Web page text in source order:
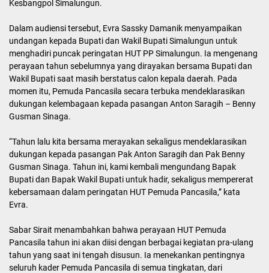
Kesbangpol Simalungun.
Dalam audiensi tersebut, Evra Sassky Damanik menyampaikan
undangan kepada Bupati dan Wakil Bupati Simalungun untuk
menghadiri puncak peringatan HUT PP Simalungun. Ia mengenang
perayaan tahun sebelumnya yang dirayakan bersama Bupati dan
Wakil Bupati saat masih berstatus calon kepala daerah. Pada
momen itu, Pemuda Pancasila secara terbuka mendeklarasikan
dukungan kelembagaan kepada pasangan Anton Saragih – Benny
Gusman Sinaga.
“Tahun lalu kita bersama merayakan sekaligus mendeklarasikan
dukungan kepada pasangan Pak Anton Saragih dan Pak Benny
Gusman Sinaga. Tahun ini, kami kembali mengundang Bapak
Bupati dan Bapak Wakil Bupati untuk hadir, sekaligus mempererat
kebersamaan dalam peringatan HUT Pemuda Pancasila,” kata
Evra.
Sabar Sirait menambahkan bahwa perayaan HUT Pemuda
Pancasila tahun ini akan diisi dengan berbagai kegiatan pra-ulang
tahun yang saat ini tengah disusun. Ia menekankan pentingnya
seluruh kader Pemuda Pancasila di semua tingkatan, dari